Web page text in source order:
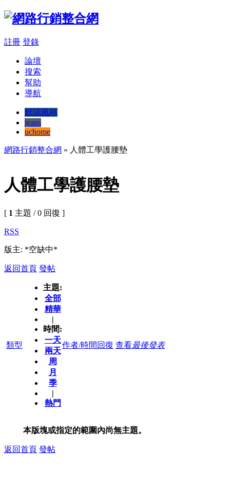
註冊 登錄
論壇
搜索
幫助
導航
默認風格
jeans
uchome
網路行銷整合網 » 人體工學護腰墊
人體工學護腰墊
[ 1 主題 / 0 回復 ]
RSS
版主: *空缺中*
返回首頁 發帖
類型
主題:
全部
精華
|
時間:
一天
兩天
周
月
季
|
熱門
作者/時間 回復 查看最後發表
本版塊或指定的範圍內尚無主題。
返回首頁 發帖